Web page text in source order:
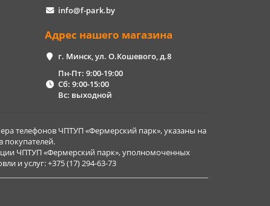
info@f-park.by
Адрес нашего магазина
г. Минск, ул. О.Кошевого, д.8
Пн-Пт: 9:00-19:00
Сб: 9:00-15:00
Вс: выходной
телефонов ЧПТУП «Фермерский парк», указаны на
покупателей.
ЧПТУП «Фермерский парк», уполномоченных
и услуг: +375 (17) 294-63-73